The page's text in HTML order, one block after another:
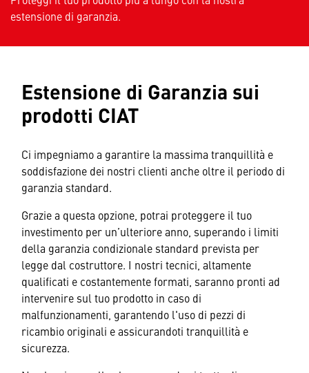
estensione di garanzia.
Estensione di Garanzia sui
prodotti CIAT
Ci impegniamo a garantire la massima tranquillità e
soddisfazione dei nostri clienti anche oltre il periodo di
garanzia standard.
Grazie a questa opzione, potrai proteggere il tuo
investimento per un’ulteriore anno, superando i limiti
della garanzia condizionale standard prevista per
legge dal costruttore. I nostri tecnici, altamente
qualificati e costantemente formati, saranno pronti ad
intervenire sul tuo prodotto in caso di
malfunzionamenti, garantendo l'uso di pezzi di
ricambio originali e assicurandoti tranquillità e
sicurezza.